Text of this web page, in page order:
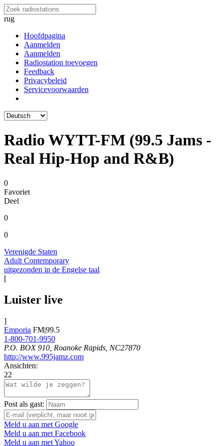
rug
Hoofdpagina
Aanmelden
Aanmelden
Radiostation toevoegen
Feedback
Privacybeleid
Servicevoorwaarden
Radio WYTT-FM (99.5 Jams -
Real Hip-Hop and R&B)
0
Favoriet
Deel
0
0
Verenigde Staten
Adult Contemporary
uitgezonden in de Engelse taal
[
Luister live
]
Emporia FM|99.5
1-800-701-9950
P.O. BOX 910, Roanoke Rapids, NC27870
http://www.995jamz.com
Ansichten:
22
Post als gast:
Meld u aan met Google
Meld u aan met Facebook
Meld u aan met Yahoo